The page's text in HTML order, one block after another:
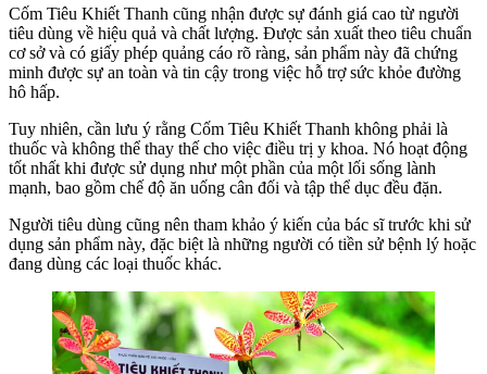
Cốm Tiêu Khiết Thanh cũng nhận được sự đánh giá cao từ người
tiêu dùng về hiệu quả và chất lượng. Được sản xuất theo tiêu chuẩn
cơ sở và có giấy phép quảng cáo rõ ràng, sản phẩm này đã chứng
minh được sự an toàn và tin cậy trong việc hỗ trợ sức khỏe đường
hô hấp.
Tuy nhiên, cần lưu ý rằng Cốm Tiêu Khiết Thanh không phải là
thuốc và không thể thay thế cho việc điều trị y khoa. Nó hoạt động
tốt nhất khi được sử dụng như một phần của một lối sống lành
mạnh, bao gồm chế độ ăn uống cân đối và tập thể dục đều đặn.
Người tiêu dùng cũng nên tham khảo ý kiến của bác sĩ trước khi sử
dụng sản phẩm này, đặc biệt là những người có tiền sử bệnh lý hoặc
đang dùng các loại thuốc khác.